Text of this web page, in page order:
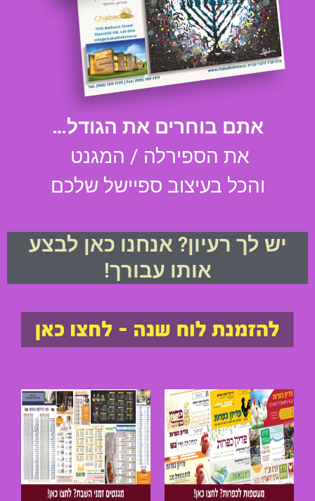
אתם בוחרים את הגודל…
את הספירלה / המגנט
והכל בעיצוב ספיישל שלכם
יש לך רעיון? אנחנו כאן לבצע
אותו עבורך!